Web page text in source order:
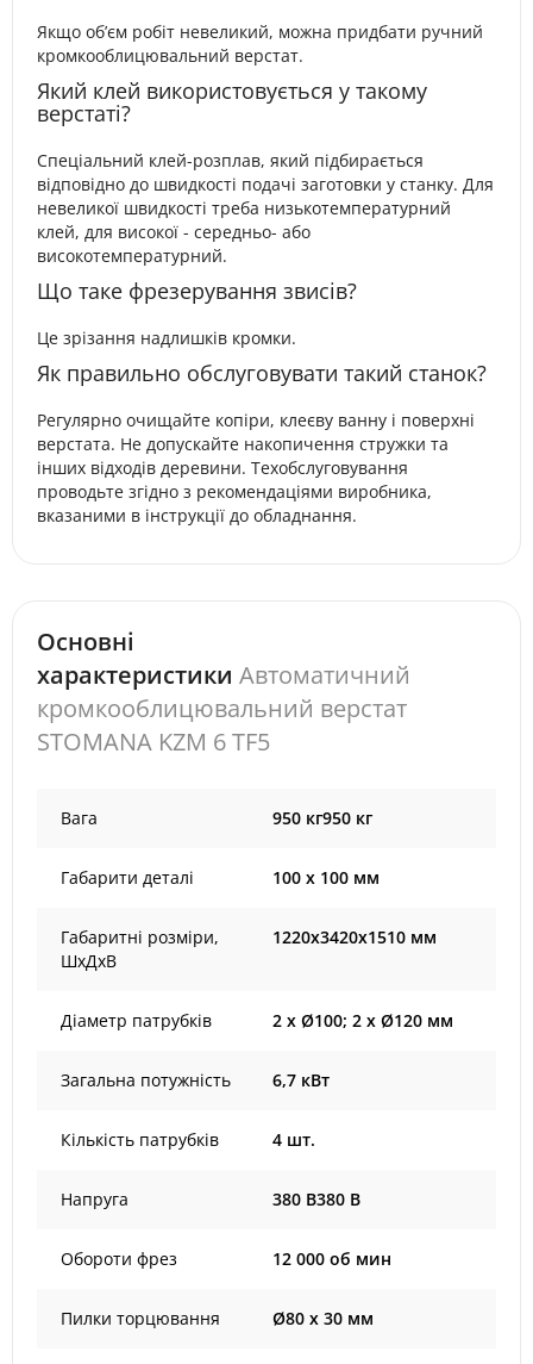
Якщо об’єм робіт невеликий, можна придбати ручний
кромкооблицювальний верстат.
Який клей використовується у такому
верстаті?
Спеціальний клей-розплав, який підбирається
відповідно до швидкості подачі заготовки у станку. Для
невеликої швидкості треба низькотемпературний
клей, для високої - середньо- або
високотемпературний.
Що таке фрезерування звисів?
Це зрізання надлишків кромки.
Як правильно обслуговувати такий станок?
Регулярно очищайте копіри, клеєву ванну і поверхні
верстата. Не допускайте накопичення стружки та
інших відходів деревини. Техобслуговування
проводьте згідно з рекомендаціями виробника,
вказаними в інструкції до обладнання.
Основні
характеристики Автоматичний
кромкооблицювальний верстат
STOMANA KZM 6 TF5
Вага 950 кг950 кг
Габарити деталі 100 х 100 мм
Габаритні розміри,
ШхДхВ
1220х3420х1510 мм
Діаметр патрубків 2 х Ø100; 2 х Ø120 мм
Загальна потужність 6,7 кВт
Кількість патрубків 4 шт.
Напруга 380 В380 В
Обороти фрез 12 000 об мин
Пилки торцювання Ø80 х 30 мм